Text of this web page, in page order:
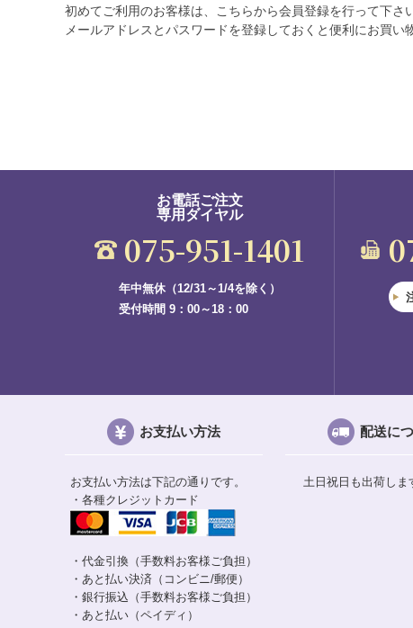
初めてご利用のお客様は、こちらから会員登録を行って下さい
メールアドレスとパスワードを登録しておくと便利にお買い
お電話ご注文
専用ダイヤル
075-951-1401
年中無休（12/31～1/4を除く）
受付時間 9：00～18：00
お支払い方法
お支払い方法は下記の通りです。
・各種クレジットカード
・代金引換（手数料お客様ご負担）
・あと払い決済（コンビニ/郵便）
・銀行振込（手数料お客様ご負担）
・あと払い（ペイディ）
配送に
土日祝日も出荷しま